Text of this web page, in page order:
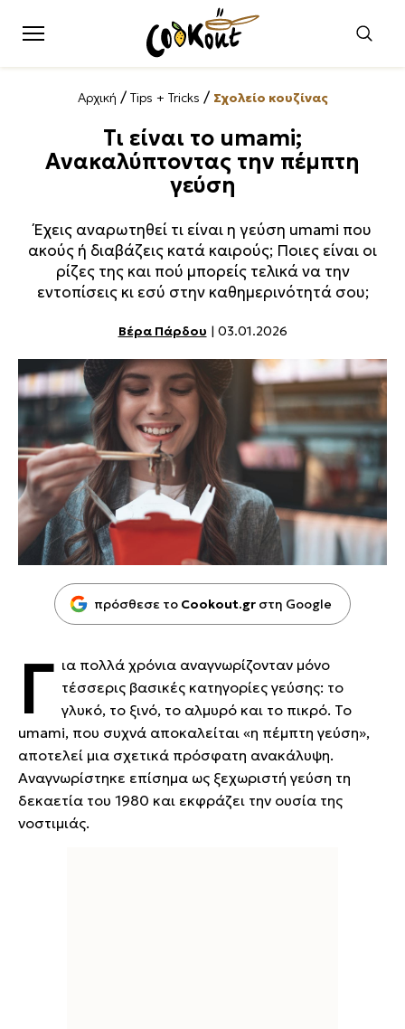
Αρχική / Tips + Tricks / Σχολείο κουζίνας
Τι είναι το umami;
Ανακαλύπτοντας την πέμπτη
γεύση
Έχεις αναρωτηθεί τι είναι η γεύση umami που
ακούς ή διαβάζεις κατά καιρούς; Ποιες είναι οι
ρίζες της και πού μπορείς τελικά να την
εντοπίσεις κι εσύ στην καθημερινότητά σου;
Βέρα Πάρδου | 03.01.2026
πρόσθεσε το Cookout.gr στη Google
Γ ια πολλά χρόνια αναγνωρίζονταν μόνο
τέσσερις βασικές κατηγορίες γεύσης: το
γλυκό, το ξινό, το αλμυρό και το πικρό. Το
umami, που συχνά αποκαλείται «η πέμπτη γεύση»,
αποτελεί μια σχετικά πρόσφατη ανακάλυψη.
Αναγνωρίστηκε επίσημα ως ξεχωριστή γεύση τη
δεκαετία του 1980 και εκφράζει την ουσία της
νοστιμιάς.